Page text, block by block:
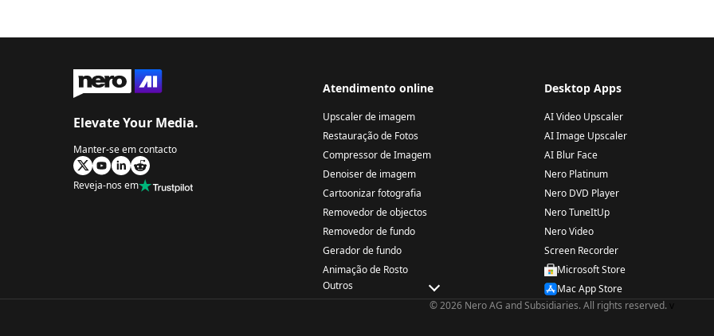
Elevate Your Media.
Manter-se em contacto
Reveja-nos em
Atendimento online
Upscaler de imagem
Restauração de Fotos
Compressor de Imagem
Denoiser de imagem
Cartoonizar fotografia
Removedor de objectos
Removedor de fundo
Gerador de fundo
Animação de Rosto
Outros
Desktop Apps
AI Video Upscaler
AI Image Upscaler
AI Blur Face
Nero Platinum
Nero DVD Player
Nero TuneItUp
Nero Video
Screen Recorder
Microsoft Store
Mac App Store
© 2026 Nero AG and Subsidiaries. All rights reserved.